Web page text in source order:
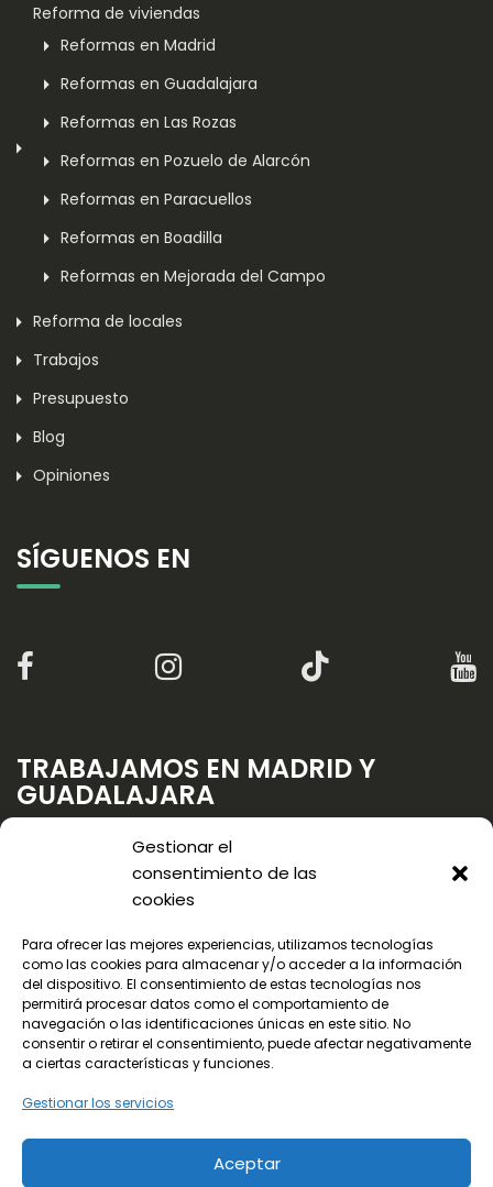
Gestionar el
consentimiento de las
cookies
Para ofrecer las mejores experiencias, utilizamos tecnologías
como las cookies para almacenar y/o acceder a la información
del dispositivo. El consentimiento de estas tecnologías nos
permitirá procesar datos como el comportamiento de
navegación o las identificaciones únicas en este sitio. No
consentir o retirar el consentimiento, puede afectar negativamente
a ciertas características y funciones.
Gestionar los servicios
Aceptar
Reforma de viviendas
Reformas en Madrid
Reformas en Guadalajara
Reformas en Las Rozas
Reformas en Pozuelo de Alarcón
Reformas en Paracuellos
Reformas en Boadilla
Reformas en Mejorada del Campo
Reforma de locales
Trabajos
Presupuesto
Blog
Opiniones
SÍGUENOS EN
TRABAJAMOS EN MADRID Y
GUADALAJARA